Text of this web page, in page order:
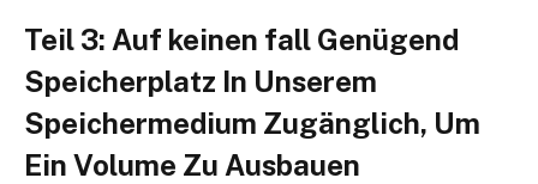
Teil 3: Auf keinen fall Genügend
Speicherplatz In Unserem
Speichermedium Zugänglich, Um
Ein Volume Zu Ausbauen